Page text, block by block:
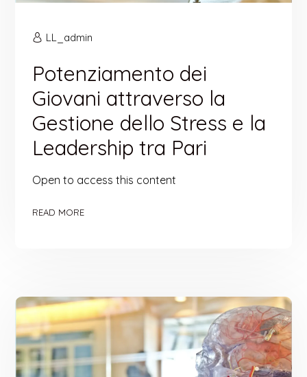
LL_admin
Potenziamento dei
Giovani attraverso la
Gestione dello Stress e la
Leadership tra Pari
Open to access this content
READ MORE